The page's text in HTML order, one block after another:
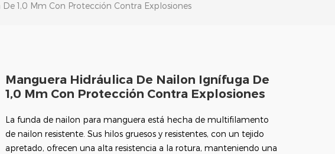
1,0 Mm Con Protección Contra Explosiones
Manguera Hidráulica De Nailon Ignífuga De
1,0 Mm Con Protección Contra Explosiones
La funda de nailon para manguera está hecha de multifilamento
de nailon resistente. Sus hilos gruesos y resistentes, con un tejido
apretado, ofrecen una alta resistencia a la rotura, manteniendo una